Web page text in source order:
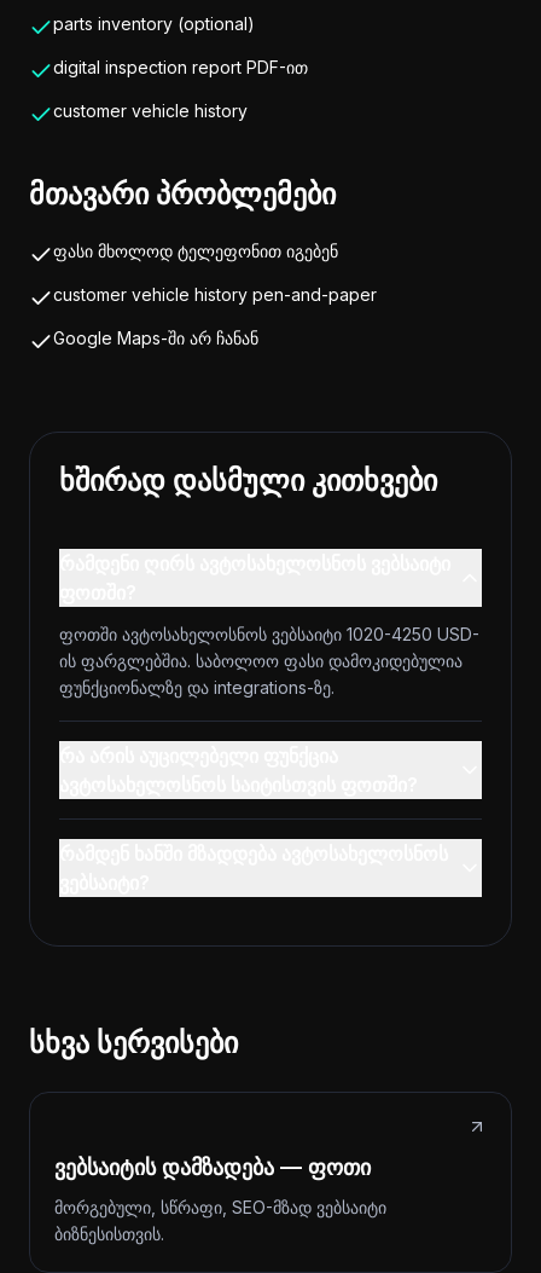
parts inventory (optional)
digital inspection report PDF-ით
customer vehicle history
მთავარი პრობლემები
ფასი მხოლოდ ტელეფონით იგებენ
customer vehicle history pen-and-paper
Google Maps-ში არ ჩანან
ხშირად დასმული კითხვები
ფოთში ავტოსახელოსნოს ვებსაიტი 1020-4250 USD-
ის ფარგლებშია. საბოლოო ფასი დამოკიდებულია
ფუნქციონალზე და integrations-ზე.
სხვა სერვისები
ვებსაიტის დამზადება — ფოთი
მორგებული, სწრაფი, SEO-მზად ვებსაიტი
ბიზნესისთვის.